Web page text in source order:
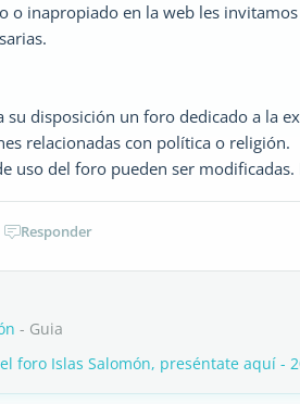
o inapropiado en la web les invitamos
su disposición un foro dedicado a la
relacionadas con política o religión.
uso del foro pueden ser
Responder
- Guia
foro Islas Salomón, preséntate aquí -